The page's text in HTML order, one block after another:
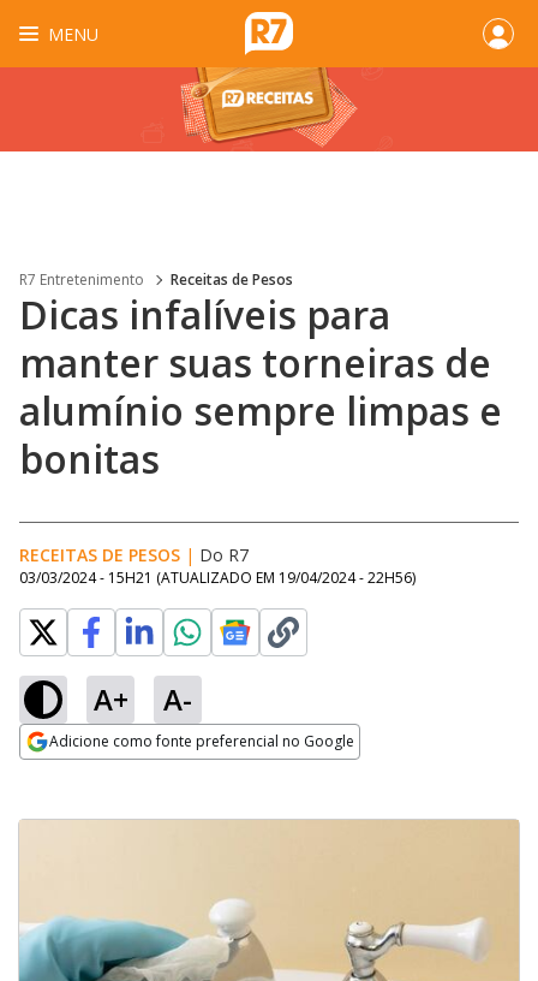
MENU
R7 Entretenimento Receitas de Pesos
Dicas infalíveis para
manter suas torneiras de
alumínio sempre limpas e
bonitas
RECEITAS DE PESOS | Do R7
03/03/2024 - 15H21 (ATUALIZADO EM 19/04/2024 - 22H56)
A+ A-
Adicione como fonte preferencial no Google